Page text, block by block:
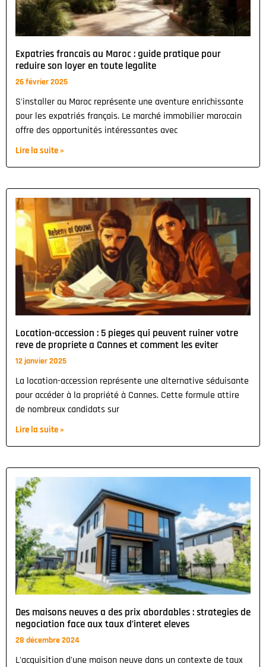
Expatries francais au Maroc : guide pratique pour
reduire son loyer en toute legalite
26 février 2025
S'installer au Maroc représente une aventure enrichissante
pour les expatriés français. Le marché immobilier marocain
offre des opportunités intéressantes avec
Lire la suite »
Location-accession : 5 pieges qui peuvent ruiner votre
reve de propriete a Cannes et comment les eviter
12 janvier 2025
La location-accession représente une alternative séduisante
pour accéder à la propriété à Cannes. Cette formule attire
de nombreux candidats sur
Lire la suite »
Des maisons neuves a des prix abordables : strategies de
negociation face aux taux d’interet eleves
28 décembre 2024
L'acquisition d'une maison neuve dans un contexte de taux